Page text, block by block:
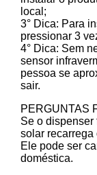
local;
3° Dica: Para
pressionar 3
4° Dica: Sem
sensor
pessoa se
sair.
PERGUNTAS
Se o dispenser
solar recarrega
Ele pode ser
doméstica.